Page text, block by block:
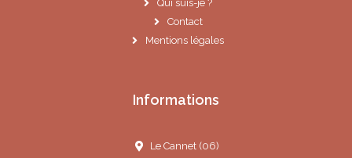
Qui suis-je ?
Contact
Mentions légales
Informations
Le Cannet (06)